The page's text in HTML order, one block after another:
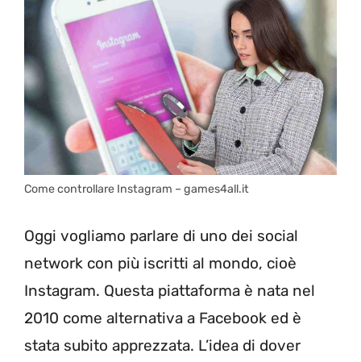
Come controllare Instagram – games4all.it
Oggi vogliamo parlare di uno dei social
network con più iscritti al mondo, cioè
Instagram. Questa piattaforma è nata nel
2010 come alternativa a Facebook ed è
stata subito apprezzata. L’idea di dover